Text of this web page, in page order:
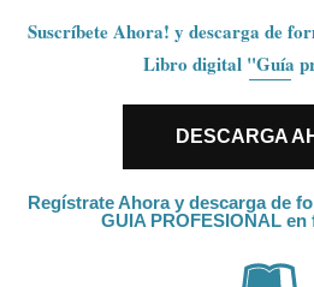
Suscríbete Ahora! y descarga de
Libro digital "Guía
DESCARGA
Regístrate Ahora y descarga de
GUIA PROFESIONAL